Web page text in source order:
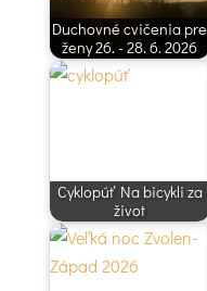
Duchovné cvičenia pre
ženy 26. - 28. 6. 2026
Cyklopúť Na bicykli za
život